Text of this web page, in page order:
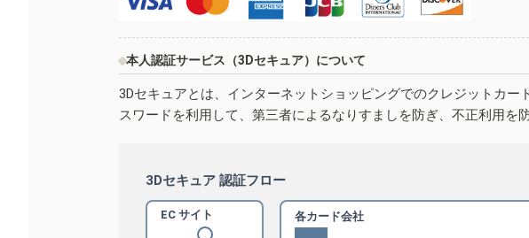
本人認証サービス（3Dセキュア）について
3Dセキュアとは、インターネットショッピングでのクレジットカ
スワードを利用して、第三者によるなりすましを防ぎ、不正利用を
3Dセキュア 認証フロー
EC サイト 各カード会社